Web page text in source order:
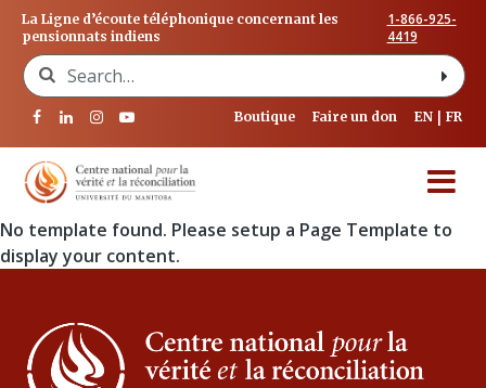
La Ligne d’écoute téléphonique concernant les
pensionnats indiens
1-866-925-
4419
Search for:
Boutique Faire un don EN FR
No template found. Please setup a Page Template to
display your content.